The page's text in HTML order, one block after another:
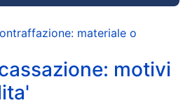
materiale o
motivi